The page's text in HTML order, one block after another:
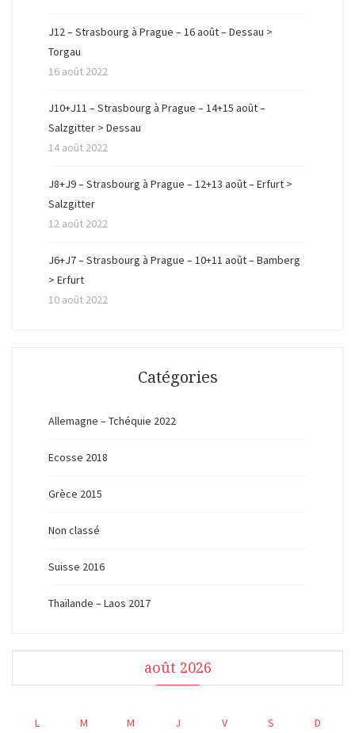
r
e r e
J12 – Strasbourg à Prague – 16 août – Dessau >
Torgau
16 août 2022
J10+J11 – Strasbourg à Prague – 14+15 août –
Salzgitter > Dessau
14 août 2022
J8+J9 – Strasbourg à Prague – 12+13 août – Erfurt >
Salzgitter
12 août 2022
J6+J7 – Strasbourg à Prague – 10+11 août – Bamberg
> Erfurt
10 août 2022
Catégories
Allemagne – Tchéquie 2022
Ecosse 2018
Grèce 2015
Non classé
Suisse 2016
Thaïlande – Laos 2017
août 2026
L M M J V S D